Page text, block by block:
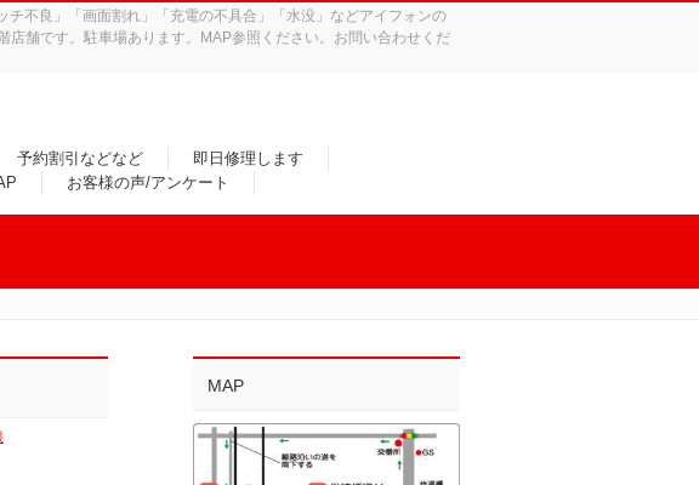
不良」「画面割れ」「充電の不具合」「水没」などアイフォンの
舗です。駐車場あります。MAP参照ください。お問い合わせくだ
予約割引などなど
即日修理します
お客様の声/アンケート
MAP